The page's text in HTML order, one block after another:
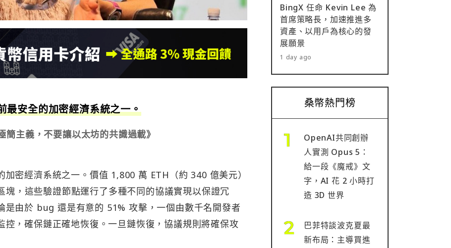
最安全的加密經濟系統之一。
主義，不要讓以太坊的共識過載》
密經濟系統之一。價值 1,800 萬 ETH（約 340 億美元）
，這些驗證節點運行了多種不同的協議實現以保證冗
是由於 bug 還是有意的 51% 攻擊，一個由數千名開發者
，確保鏈正確地恢復。一旦鏈恢復，協議規則將確保攻
BingX 任命 Kevin Lee 為
首席策略長，加速推進多
資產、以用戶為核心的發
展願景
1 day ago
桑幣熱門榜
OpenAI共同創辦
人實測 Opus 5：
給一段《魔戒》文
字，AI 花 2 小時打
造 3D 世界
巴菲特談波克夏最
新布局：主導買進